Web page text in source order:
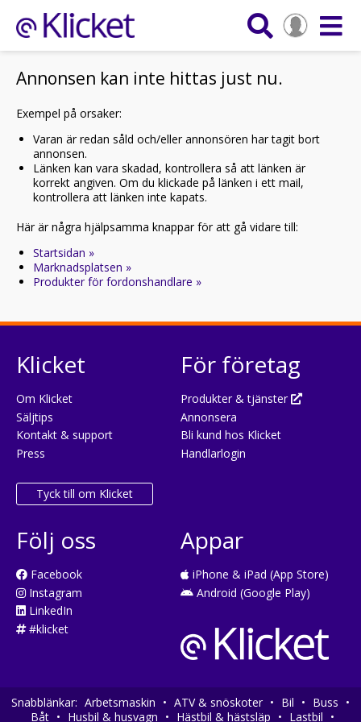
Annonsen kan inte hittas just nu.
Exempel på orsaker:
Varan är redan såld och/eller annonsören har tagit bort
annonsen.
Länken kan vara skadad, kontrollera så att länken är
korrekt angiven. Om du klickade på länken i ett mail,
kontrollera att länken inte kapats.
Här är några hjälpsamma knappar för att gå vidare till:
Startsidan »
Marknadsplatsen »
Produkter för fordonshandlare »
Klicket
Om Klicket
Säljtips
Kontakt & support
Press
Tyck till om Klicket
För företag
Produkter & tjänster
Annonsera
Bli kund hos Klicket
Handlarlogin
Följ oss
Facebook
Instagram
LinkedIn
#klicket
Appar
iPhone & iPad (App Store)
Android (Google Play)
Snabblänkar: Arbetsmaskin • ATV & snöskoter • Bil • Buss •
Båt • Husbil & husvagn • Hästbil & hästsläp • Lastbil •